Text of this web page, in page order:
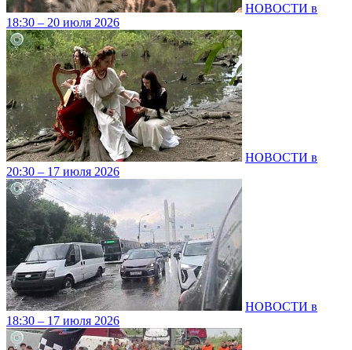
НОВОСТИ в
18:30 – 20 июля 2026
НОВОСТИ в
20:30 – 17 июля 2026
НОВОСТИ в
18:30 – 17 июля 2026